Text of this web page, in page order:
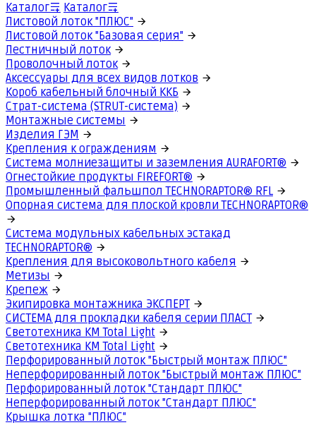
Каталог
Каталог
Листовой лоток "ПЛЮС"
Листовой лоток "Базовая серия"
Лестничный лоток
Проволочный лоток
Аксессуары для всех видов лотков
Короб кабельный блочный ККБ
Страт-система (STRUT-система)
Монтажные системы
Изделия ГЭМ
Крепления к ограждениям
Система молниезащиты и заземления AURAFORT®
Огнестойкие продукты FIREFORT®
Промышленный фальшпол TECHNORAPTOR® RFL
Опорная система для плоской кровли TECHNORAPTOR®
Система модульных кабельных эстакад
TECHNORAPTOR®
Крепления для высоковольтного кабеля
Метизы
Крепеж
Экипировка монтажника ЭКСПЕРТ
СИСТЕМА для прокладки кабеля серии ПЛАСТ
Светотехника КМ Total Light
Светотехника КМ Total Light
Перфорированный лоток "Быстрый монтаж ПЛЮС"
Неперфорированный лоток "Быстрый монтаж ПЛЮС"
Перфорированный лоток "Стандарт ПЛЮС"
Неперфорированный лоток "Стандарт ПЛЮС"
Крышка лотка "ПЛЮС"